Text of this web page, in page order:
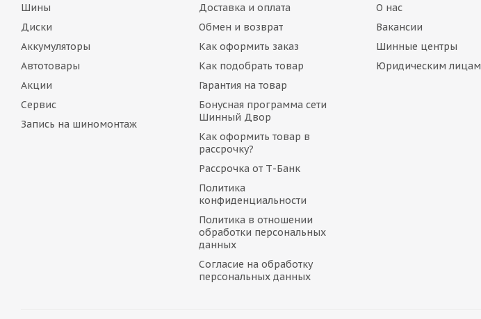
Шины
Диски
Аккумуляторы
Автотовары
Акции
Сервис
Запись на шиномонтаж
Доставка и оплата
Обмен и возврат
Как оформить заказ
Как подобрать товар
Гарантия на товар
Бонусная программа сети
Шинный Двор
Как оформить товар в
рассрочку?
Рассрочка от Т-Банк
Политика
конфиденциальности
Политика в отношении
обработки персональных
данных
Согласие на обработку
персональных данных
О нас
Вакансии
Шинные центры
Юридическим лицам